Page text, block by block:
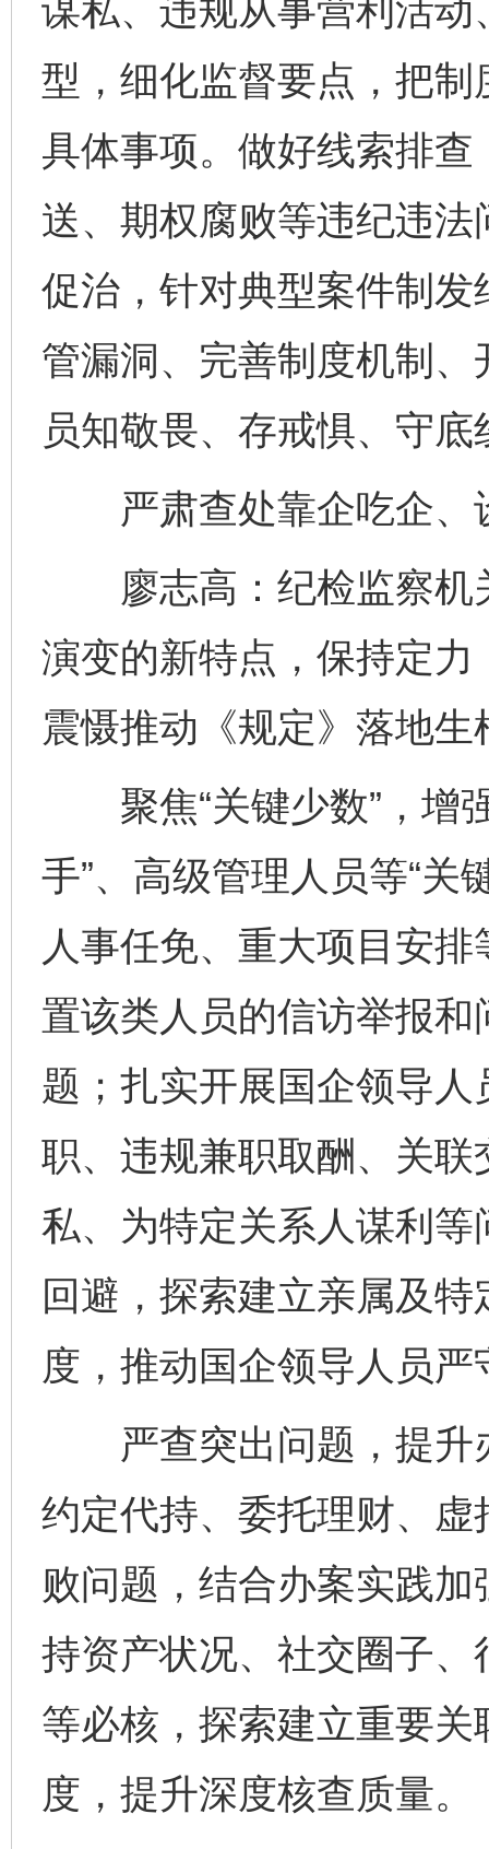
谋私、违规从事营利活
型，细化监督要点，把
具体事项。做好线索排
送、期权腐败等违纪违
促治，针对典型案件制
管漏洞、完善制度机制
员知敬畏、存戒惧、守底
严肃查处靠企吃企、
廖志高：纪检监察机
演变的新特点，保持定
震慑推动《规定》落地
聚焦“关键少数”，增
手”、高级管理人员等“关
人事任免、重大项目安
置该类人员的信访举报
题；扎实开展国企领导
职、违规兼职取酬、关
私、为特定关系人谋利
回避，探索建立亲属及
度，推动国企领导人员
严查突出问题，提升
约定代持、委托理财、
败问题，结合办案实践
持资产状况、社交圈子
等必核，探索建立重要
度，提升深度核查质量。